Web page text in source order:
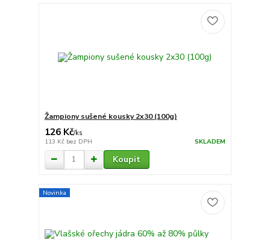
Žampiony sušené kousky 2x30 (100g)
126 Kč/ks
113 Kč bez DPH SKLADEM
Koupit
Novinka